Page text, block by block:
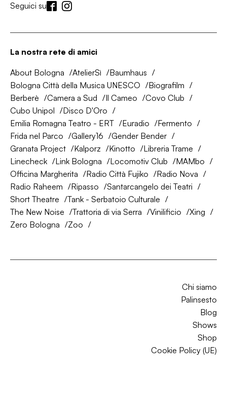
Seguici su
La nostra rete di amici
About Bologna AtelierSì
Baumhaus
Bologna Città della Musica UNESCO
Biografilm
Berberè
Camera a Sud Il Cameo
Covo Club
Cubo Unipol
Disco D'Oro
Emilia Romagna Teatro - ERT
Euradio
Fermento
Frida nel Parco
Gallery16
Gender Bender
Granata Project
Kalporz Kinotto
Libreria Trame
Linecheck
Link Bologna Locomotiv Club
MAMbo
Officina Margherita
Radio Città Fujiko
Radio Nova
Radio Raheem
Ripasso
Santarcangelo dei Teatri
Short Theatre
Tank - Serbatoio Culturale
The New Noise
Trattoria di via Serra Vinilificio
Xing
Zero Bologna
Zoo
Chi siamo
Palinsesto
Blog
Shows
Shop
Cookie Policy (UE)